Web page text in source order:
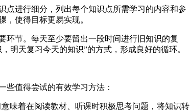
点进行细分，列出每个知识点所需学习的内容和参
，使得目标更易实现。
环节。每天至少要留出一段时间进行旧知识的复
明天复习今天的知识”的方式，形成良好的循环。
些值得尝试的有效学习方法：
味着在阅读教材、听课时积极思考问题，将知识转